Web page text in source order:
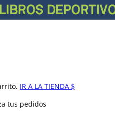
IR A LA TIENDA
tus pedidos